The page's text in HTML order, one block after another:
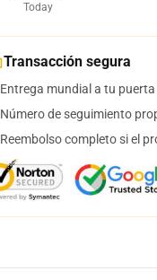
Today
Transacción segura
Entrega mundial a tu puerta
Número de seguimiento
Reembolso completo si el